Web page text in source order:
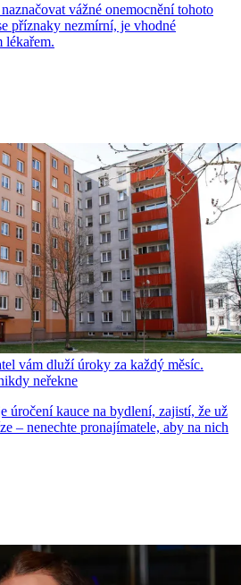
vážné onemocnění tohoto
příznaky nezmírní, je vhodné
lékařem.
vám dluží úroky za každý měsíc.
neřekne
úročení kauce na bydlení, zajistí, že už
– nenechte pronajímatele, aby na nich